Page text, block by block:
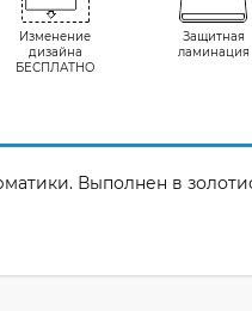
Изменение
дизайна
БЕСПЛАТНО
Защитная
ламинация
Выполнен в